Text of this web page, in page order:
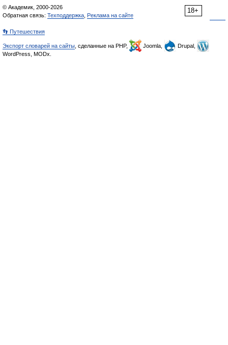
18+
© Академик, 2000-2026
Обратная связь: Техподдержка Реклама на сайте
👣 Путешествия
Экспорт словарей на сайты , сделанные на PHP, Joomla,
Drupal,
WordPress, MODx.